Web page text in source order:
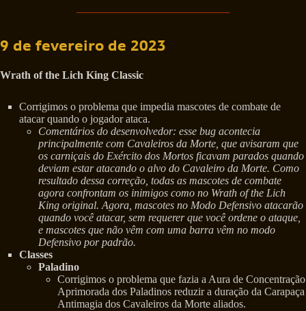
9 de fevereiro de 2023
Wrath of the Lich King Classic
Corrigimos o problema que impedia mascotes de combate de
atacar quando o jogador ataca.
Comentários do desenvolvedor: esse bug acontecia
principalmente com Cavaleiros da Morte, que avisaram que
os carniçais do Exército dos Mortos ficavam parados quando
deviam estar atacando o alvo do Cavaleiro da Morte. Como
resultado dessa correção, todas as mascotes de combate
agora confrontam os inimigos como no Wrath of the Lich
King original. Agora, mascotes no Modo Defensivo atacarão
quando você atacar, sem requerer que você ordene o ataque,
e mascotes que não vêm com uma barra vêm no modo
Defensivo por padrão.
Classes
Paladino
Corrigimos o problema que fazia a Aura de Concentração
Aprimorada dos Paladinos reduzir a duração da Carapaça
Antimagia dos Cavaleiros da Morte aliados.